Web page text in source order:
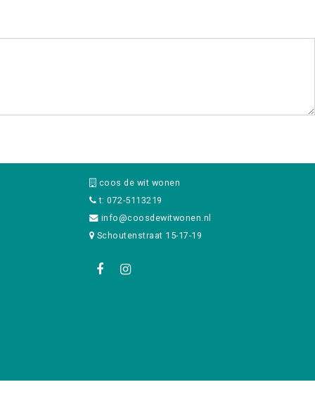
coos de wit wonen
t: 072-5113219
info@coosdewitwonen.nl
Schoutenstraat 15-17-19